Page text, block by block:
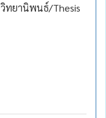
วิทยานิพนธ์/Thesis